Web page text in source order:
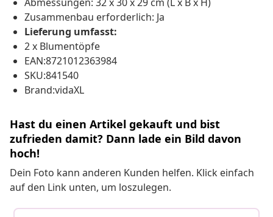
Zusammenbau erforderlich: Ja
Lieferung umfasst:
2 x Blumentöpfe
EAN:8721012363984
SKU:841540
Brand:vidaXL
Hast du einen Artikel gekauft und bist
zufrieden damit? Dann lade ein Bild davon
hoch!
Dein Foto kann anderen Kunden helfen. Klick einfach
auf den Link unten, um loszulegen.